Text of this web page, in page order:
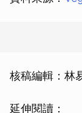
核稿編輯：林
延伸閱讀：